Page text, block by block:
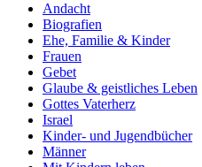
Andacht
Biografien
Ehe, Familie & Kinder
Frauen
Gebet
Glaube & geistliches Leben
Gottes Vaterherz
Israel
Kinder- und Jugendbücher
Männer